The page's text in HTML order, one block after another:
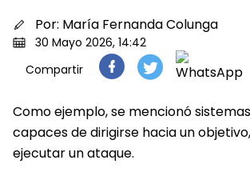
Por: María Fernanda Colunga
30 Mayo 2026, 14:42
Compartir
Como ejemplo, se mencionó
capaces de dirigirse hacia un
ejecutar un ataque.